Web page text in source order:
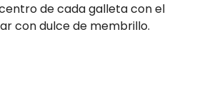
de cada galleta con el
con dulce de membrillo.